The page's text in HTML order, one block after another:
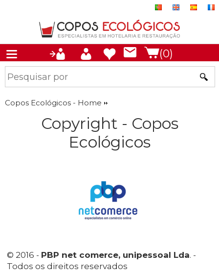
(0)
Copos Ecológicos - Home
Copyright - Copos
Ecológicos
© 2016 - PBP net comerce, unipessoal Lda. -
Todos os direitos reservados